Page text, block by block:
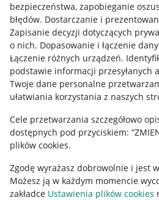
bezpieczeństwa, zapobieganie
błędów. Dostarczanie i
Zapisanie decyzji dotyczących
o nich. Dopasowanie i łączenie
Łączenie różnych urządzeń.
podstawie informacji przesyłanych
Twoje dane personalne
ułatwiania korzystania z naszych
Cele przetwarzania szczegółowo
dostępnych pod przyciskiem:
plików cookies.
Zgodę wyrażasz dobrowolnie i jest
Możesz ją w każdym momencie
zakładce Ustawienia plików cookies
Korzystanie z serwisu oznacza